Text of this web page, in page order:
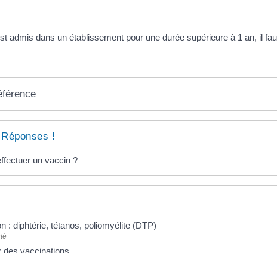
admis dans un établissement pour une durée supérieure à 1 an, il
!
un vaccin ?
: diphtérie, tétanos, poliomyélite (DTP)
des vaccinations